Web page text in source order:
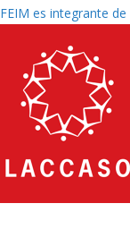
FEIM es integrante de